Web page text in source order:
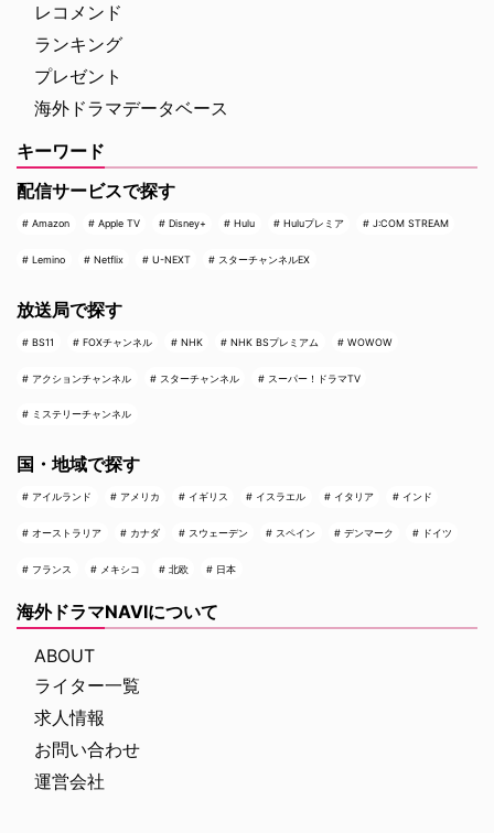
レコメンド
ランキング
プレゼント
海外ドラマデータベース
キーワード
配信サービスで探す
Amazon Apple TV Disney+ Hulu Huluプレミア J:COM STREAM
Lemino Netflix U-NEXT スターチャンネルEX
放送局で探す
BS11 FOXチャンネル NHK NHK BSプレミアム WOWOW
アクションチャンネル スターチャンネル スーパー！ドラマTV
ミステリーチャンネル
国・地域で探す
アイルランド アメリカ イギリス イスラエル イタリア インド
オーストラリア カナダ スウェーデン スペイン デンマーク ドイツ
フランス メキシコ 北欧 日本
海外ドラマNAVIについて
ABOUT
ライター一覧
求人情報
お問い合わせ
運営会社